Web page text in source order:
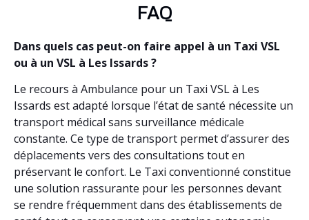
FAQ
Dans quels cas peut-on faire appel à un Taxi VSL
ou à un VSL à Les Issards ?
Le recours à Ambulance pour un Taxi VSL à Les
Issards est adapté lorsque l’état de santé nécessite un
transport médical sans surveillance médicale
constante. Ce type de transport permet d’assurer des
déplacements vers des consultations tout en
préservant le confort. Le Taxi conventionné constitue
une solution rassurante pour les personnes devant
se rendre fréquemment dans des établissements de